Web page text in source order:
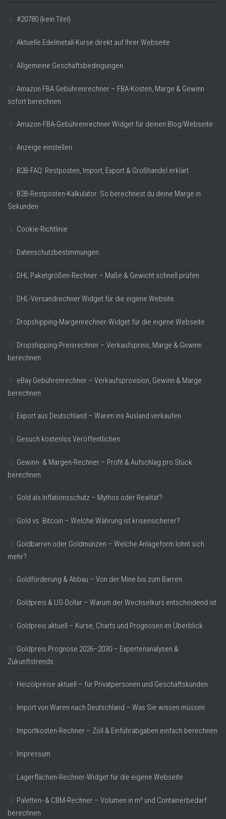
#20780 (kein Titel)
Aktuelle Edelmetall-Kurse direkt auf Ihrer Webseite
Allgemeine Geschäftsbedingungen
Amazon FBA Gebührenrechner – FBA-Kosten, Marge & Gewinn
sofort berechnen
Amazon-FBA-Gebührenrechner Widget für deinen Blog/Webseite
Anzeige einstellen
B2B-FAQ: Restposten, Import, Export & Großhandel erklärt
B2B-Restposten-Kalkulator: So berechnest du deine Marge in
Sekunden
Cookie-Richtlinie
Datenschutzbestimmungen
DHL Paketgrößen-Rechner – Maße & Gewicht schnell prüfen
DHL-Versandrechner Widget für die eigene Website.
Dropshipping-Margenrechner-Widget für die eigene Webseite
Dropshipping-Preisrechner – Verkaufspreis, Marge & Gewinn
berechnen
eBay Gebührenrechner – Verkaufsprovision, Gewinn & Marge
berechnen
Export aus Deutschland – Waren ins Ausland verkaufen
Gesuch kostenlos Veröffentlichen
Gewinn- & Margen-Rechner – Profit & Aufschlag pro Stück
berechnen
Gold als Inflationsschutz – Mythos oder Realität?
Gold vs. Bitcoin – Welche Währung ist krisensicherer?
Goldbarren oder Goldmünzen – Welche Anlageform lohnt sich
mehr?
Goldförderung & Abbau – Von der Mine bis zum Barren
Goldpreis & US-Dollar – Warum der Wechselkurs entscheidend ist
Goldpreis aktuell – Kurse, Charts und Prognosen im Überblick
Goldpreis Prognose 2026–2030 – Expertenanalysen &
Zukunftstrends
Heizölpreise aktuell – für Privatpersonen und Geschäftskunden
Import von Waren nach Deutschland – Was Sie wissen müssen
Importkosten-Rechner – Zoll & Einfuhrabgaben einfach berechnen
Impressum
Lagerflächen-Rechner-Widget für die eigene Webseite
Paletten- & CBM-Rechner – Volumen in m³ und Containerbedarf
berechnen